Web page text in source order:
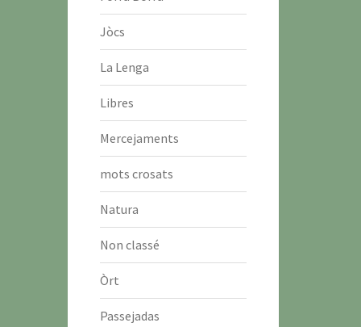
Jòcs
La Lenga
Libres
Mercejaments
mots crosats
Natura
Non classé
Òrt
Passejadas